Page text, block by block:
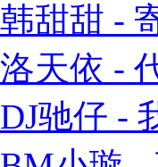
韩甜甜 -
洛天依 -
DJ驰仔 -